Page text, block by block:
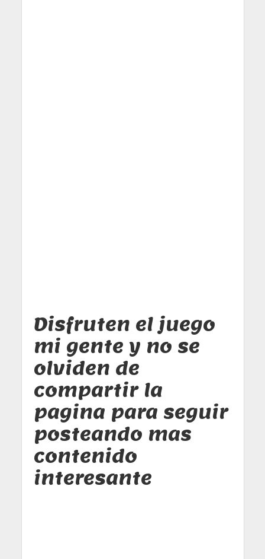
Disfruten el juego
mi gente y no se
olviden de
compartir la
pagina para seguir
posteando mas
contenido
interesante